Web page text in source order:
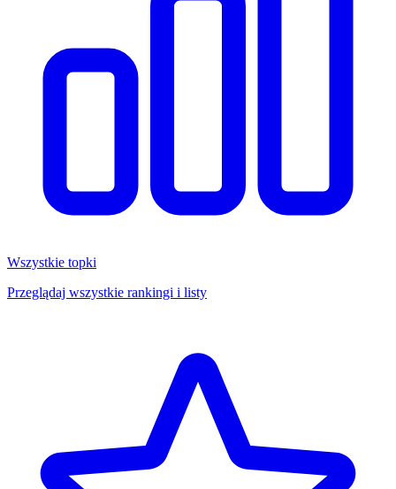
Wszystkie topki
Przeglądaj wszystkie rankingi i listy